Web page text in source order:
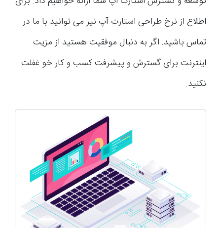
اطلاع از نرخ طراحی استارت آپ نیز می توانید با ما در
تماس باشید. اگر به دنبال موفقیت هستید از مزیت
اینترنت برای گسترش و پیشرفت کسب و کار خو غفلت
نکنید.